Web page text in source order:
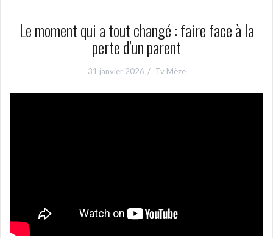
Le moment qui a tout changé : faire face à la
perte d’un parent
31 janvier 2026 Tv Mèze